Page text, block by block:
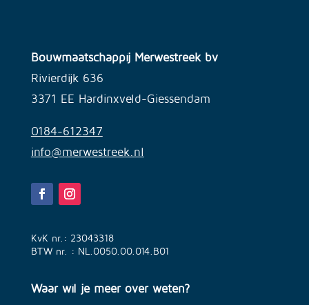
Bouwmaatschappij Merwestreek bv
Rivierdijk 636
3371 EE Hardinxveld-Giessendam
0184-612347
info@merwestreek.nl
KvK nr.: 23043318
BTW nr. : NL.0050.00.014.B01
Waar wil je meer over weten?